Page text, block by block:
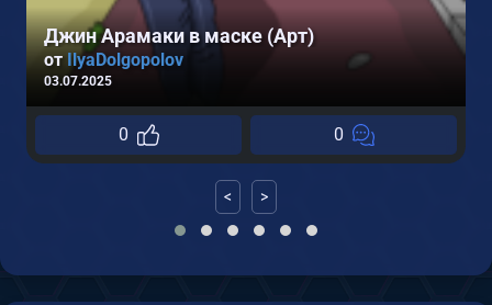
Джин Арамаки в маске (Арт)
от IlyaDolgopolov
03.07.2025
0 0
< >